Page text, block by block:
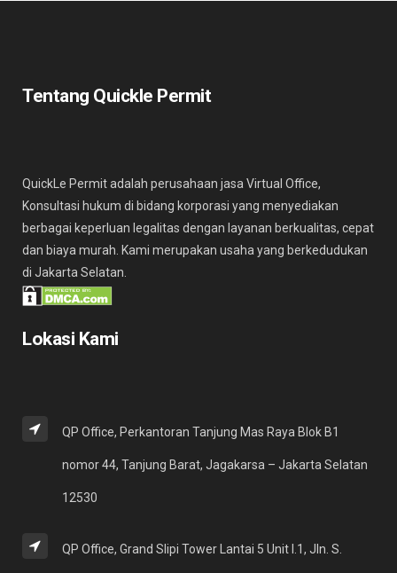
Tentang Quickle Permit
QuickLe Permit adalah perusahaan jasa Virtual Office,
Konsultasi hukum di bidang korporasi yang menyediakan
berbagai keperluan legalitas dengan layanan berkualitas, cepat
dan biaya murah. Kami merupakan usaha yang berkedudukan
di Jakarta Selatan.
Lokasi Kami
QP Office, Perkantoran Tanjung Mas Raya Blok B1
nomor 44, Tanjung Barat, Jagakarsa – Jakarta Selatan
12530
QP Office, Grand Slipi Tower Lantai 5 Unit I.1, Jln. S.